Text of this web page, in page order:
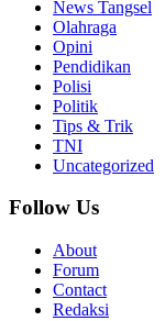
News Tangsel
Olahraga
Opini
Pendidikan
Polisi
Politik
Tips & Trik
TNI
Uncategorized
Follow Us
About
Forum
Contact
Redaksi